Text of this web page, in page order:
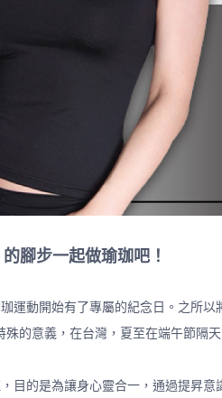
腳步一起做瑜珈吧！
運動開始有了專屬的紀念日。之所以
的意義，在台灣，夏至在端午節隔
目的是為讓身心靈合一，通過提昇意